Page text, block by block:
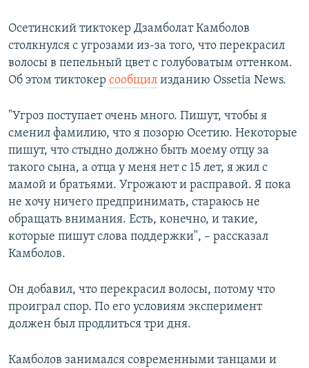
Все сайты РСЕ/РС
Осетинский тиктокер Дзамболат Камболов
столкнулся с угрозами из-за того, что перекрасил
волосы в пепельный цвет с голубоватым оттенком.
Об этом тиктокер сообщил изданию Ossetia News.
"Угроз поступает очень много. Пишут, чтобы я
сменил фамилию, что я позорю Осетию. Некоторые
пишут, что стыдно должно быть моему отцу за
такого сына, а отца у меня нет с 15 лет, я жил с
мамой и братьями. Угрожают и расправой. Я пока
не хочу ничего предпринимать, стараюсь не
обращать внимания. Есть, конечно, и такие,
которые пишут слова поддержки", – рассказал
Камболов.
Он добавил, что перекрасил волосы, потому что
проиграл спор. По его условиям эксперимент
должен был продлиться три дня.
Камболов занимался современными танцами и